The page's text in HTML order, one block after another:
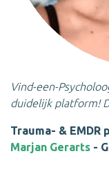
Vind-een-
duidelijk platform!
Trauma- & EMDR
Marjan Gerarts -